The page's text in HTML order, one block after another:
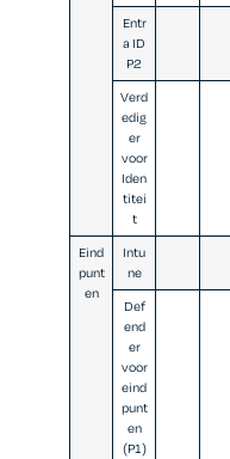
Entr
a ID
P2
Verd
edig
er
voor
Iden
titei
t
Eind
punt
en
Intu
ne
Def
end
er
voor
eind
punt
en
(P1)